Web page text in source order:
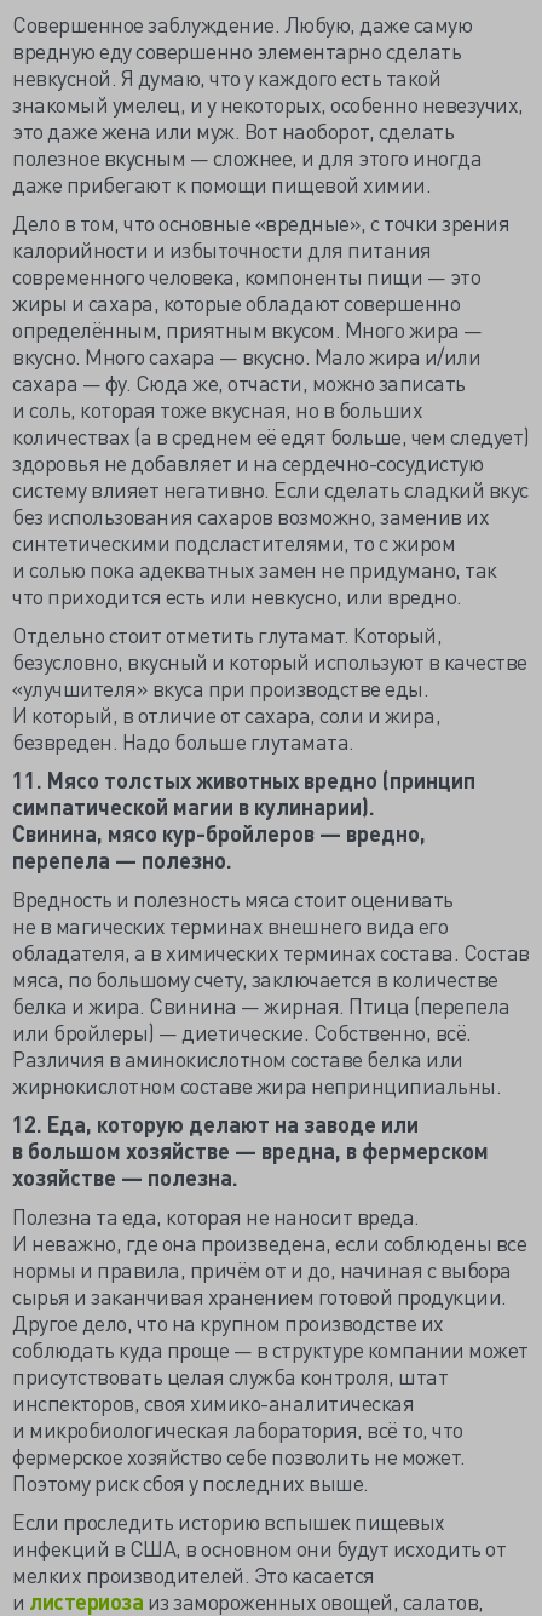
Совершенное заблуждение. Любую, даже самую
вредную еду совершенно элементарно сделать
невкусной. Я думаю, что у каждого есть такой
знакомый умелец, и у некоторых, особенно невезучих,
это даже жена или муж. Вот наоборот, сделать
полезное вкусным — сложнее, и для этого иногда
даже прибегают к помощи пищевой химии.
Дело в том, что основные «вредные», с точки зрения
калорийности и избыточности для питания
современного человека, компоненты пищи — это
жиры и сахара, которые обладают совершенно
определённым, приятным вкусом. Много жира —
вкусно. Много сахара — вкусно. Мало жира и/или
сахара — фу. Сюда же, отчасти, можно записать
и соль, которая тоже вкусная, но в больших
количествах (а в среднем её едят больше, чем следует)
здоровья не добавляет и на сердечно-сосудистую
систему влияет негативно. Если сделать сладкий вкус
без использования сахаров возможно, заменив их
синтетическими подсластителями, то с жиром
и солью пока адекватных замен не придумано, так
что приходится есть или невкусно, или вредно.
Отдельно стоит отметить глутамат. Который,
безусловно, вкусный и который используют в качестве
«улучшителя» вкуса при производстве еды.
И который, в отличие от сахара, соли и жира,
безвреден. Надо больше глутамата.
11. Мясо толстых животных вредно (принцип
симпатической магии в кулинарии).
Свинина, мясо кур-бройлеров — вредно,
перепела — полезно.
Вредность и полезность мяса стоит оценивать
не в магических терминах внешнего вида его
обладателя, а в химических терминах состава. Состав
мяса, по большому счету, заключается в количестве
белка и жира. Свинина — жирная. Птица (перепела
или бройлеры) — диетические. Собственно, всё.
Различия в аминокислотном составе белка или
жирнокислотном составе жира непринципиальны.
12. Еда, которую делают на заводе или
в большом хозяйстве — вредна, в фермерском
хозяйстве — полезна.
Полезна та еда, которая не наносит вреда.
И неважно, где она произведена, если соблюдены все
нормы и правила, причём от и до, начиная с выбора
сырья и заканчивая хранением готовой продукции.
Другое дело, что на крупном производстве их
соблюдать куда проще — в структуре компании может
присутствовать целая служба контроля, штат
инспекторов, своя химико-аналитическая
и микробиологическая лаборатория, всё то, что
фермерское хозяйство себе позволить не может.
Поэтому риск сбоя у последних выше.
Если проследить историю вспышек пищевых
инфекций в США, в основном они будут исходить от
мелких производителей. Это касается
и листериоза из замороженных овощей, салатов,